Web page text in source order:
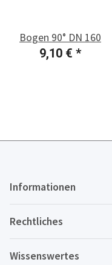
Bogen 90° DN 160
9,10 € *
Informationen
Rechtliches
Wissenswertes